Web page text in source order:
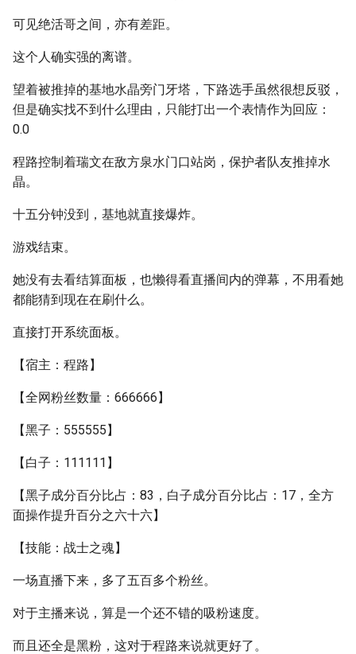
可见绝活哥之间，亦有差距。
这个人确实强的离谱。
望着被推掉的基地水晶旁门牙塔，下路选手虽然很想反驳，
但是确实找不到什么理由，只能打出一个表情作为回应：
0.0
程路控制着瑞文在敌方泉水门口站岗，保护者队友推掉水
晶。
十五分钟没到，基地就直接爆炸。
游戏结束。
她没有去看结算面板，也懒得看直播间内的弹幕，不用看她
都能猜到现在在刷什么。
直接打开系统面板。
【宿主：程路】
【全网粉丝数量：666666】
【黑子：555555】
【白子：111111】
【黑子成分百分比占：83，白子成分百分比占：17，全方
面操作提升百分之六十六】
【技能：战士之魂】
一场直播下来，多了五百多个粉丝。
对于主播来说，算是一个还不错的吸粉速度。
而且还全是黑粉，这对于程路来说就更好了。